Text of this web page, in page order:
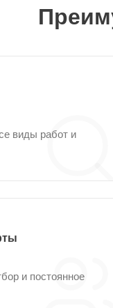
виды работ и
и постоянное